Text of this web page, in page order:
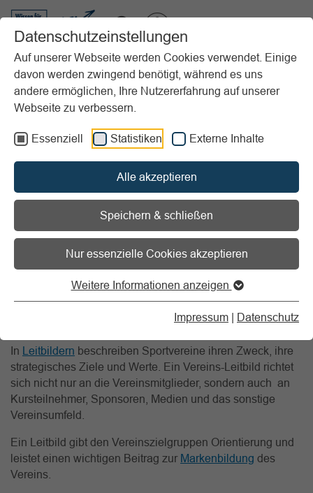
Datenschutzeinstellungen
Auf unserer Webseite werden Cookies verwendet. Einige
davon werden zwingend benötigt, während es uns
andere ermöglichen, Ihre Nutzererfahrung auf unserer
Webseite zu verbessern.
Essenziell Statistiken Externe Inhalte
Alle akzeptieren
Speichern & schließen
Nur essenzielle Cookies akzeptieren
Weitere Informationen anzeigen
Impressum | Datenschutz
Startseite Vereinsmanagement Marketing Strategie
Grundlagen
Praxisbeispiele Vereins-Leitbilder
Vorlesen
Informationen zum Readspeaker öffnen
Praxisbeispiele Vereins-
Leitbilder
Vereins-Leitbilder niemals kopieren
engagierten Personen (Vereinsmitarbeiter und
verbindlichen, schriftlich fixierten Handlungsrahmen.
In Leitbildern beschreiben Sportvereine ihren Zweck, ihre
strategisches Ziele und Werte. Ein Vereins-Leitbild richtet
sich nicht nur an die Vereinsmitglieder, sondern auch an
Kursteilnehmer, Sponsoren, Medien und das sonstige
Vereinsumfeld.
Ein Leitbild gibt den Vereinszielgruppen Orientierung und
leistet einen wichtigen Beitrag zur Markenbildung des
Vereins.